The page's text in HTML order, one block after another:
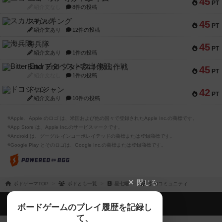
PT
8件の投稿
45 PT
スカルキング
紹介文あり 12件の投稿
45 PT
海兵隊
紹介文あり 1件の投稿
45 PT
Bitter End ブタペスト救出作戦
1件の投稿
42 PT
ドコジャン
紹介文あり 10件の投稿
※Apple、Apple のロゴ は、米国および他の国々で登録されたApple Inc.の商標です。
※App Store は、Apple Inc.のサービスマークです。
※Android は、グーグル インコーポレイテッドの商標または登録商標です。
※Google Play とそのロゴは、Google Inc.の商標または登録商標です。
ボドゲーマTOP ボドとも一覧 星七曜 参加コミュニティ
閉じる
ボードゲームのプレイ履歴を記録し
て、
ボドゲーマTOP